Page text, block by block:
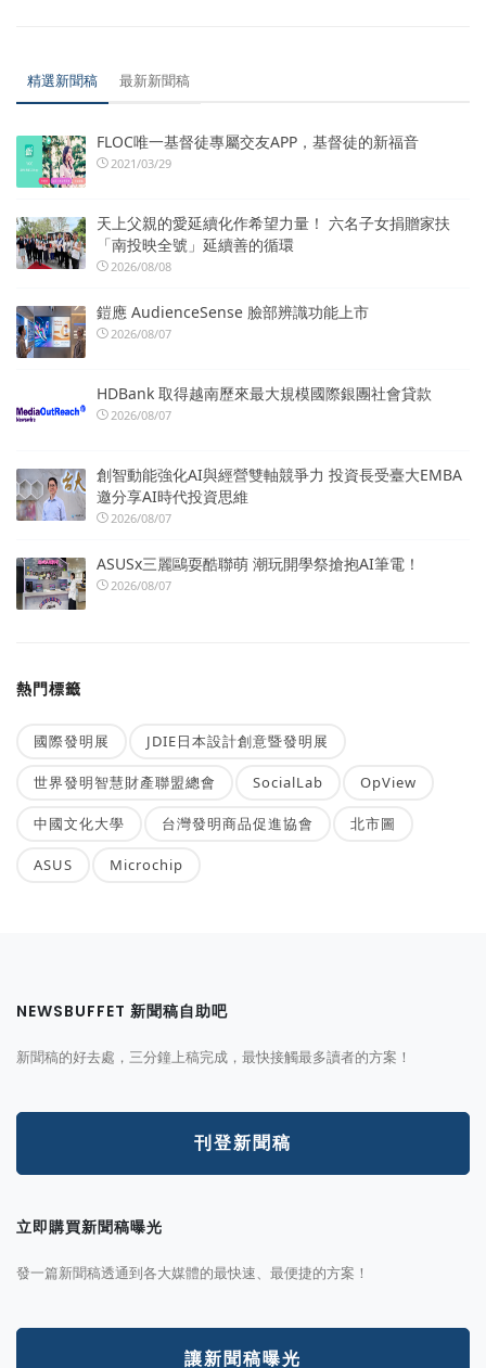
精選新聞稿 最新新聞稿
FLOC唯一基督徒專屬交友APP，基督徒的新福音
2021/03/29
天上父親的愛延續化作希望力量！ 六名子女捐贈家扶
「南投映全號」延續善的循環
2026/08/08
鎧應 AudienceSense 臉部辨識功能上市
2026/08/07
HDBank 取得越南歷來最大規模國際銀團社會貸款
2026/08/07
創智動能強化AI與經營雙軸競爭力 投資長受臺大EMBA
邀分享AI時代投資思維
2026/08/07
ASUSx三麗鷗耍酷聯萌 潮玩開學祭搶抱AI筆電！
2026/08/07
熱門標籤
國際發明展 JDIE日本設計創意暨發明展
世界發明智慧財產聯盟總會 SocialLab OpView
中國文化大學 台灣發明商品促進協會 北市圖
ASUS Microchip
NEWSBUFFET 新聞稿自助吧
新聞稿的好去處，三分鐘上稿完成，最快接觸最多讀者的方案！
刊登新聞稿
立即購買新聞稿曝光
發一篇新聞稿透通到各大媒體的最快速、最便捷的方案！
讓新聞稿曝光